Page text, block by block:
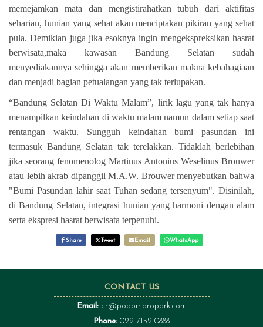
memejamkan mata dan mengistirahatkan tubuh dari aktifitas
seharian, hunian yang sehat akan menciptakan pikiran yang sehat
pula. Demikian juga jika esoknya ingin mengekspreksikan hasrat
berwisata,maka kawasan Bandung Selatan sudah
menyediakannya sehingga akan memberikan makna kebahagiaan
dan menjadi bagian petualangan yang tak terlupakan.
“Bandung Selatan Di Waktu Malam”, lirik lagu yang tak hanya
menampilkan keindahan di waktu malam namun dalam setiap saat
rentangan waktu. Sungguh keindahan bumi pasundan ini
termasuk Bandung Selatan tak terelakkan. Tidaklah berlebihan
jika seorang fenomenolog Martinus Antonius Weselinus Brouwer
atau lebih akrab dipanggil M.A.W. Brouwer menyebutkan bahwa
"Bumi Pasundan lahir saat Tuhan sedang tersenyum". Disinilah,
di Bandung Selatan, integrasi hunian yang harmoni dengan alam
serta ekspresi hasrat berwisata terpenuhi.
Share Tweet Email WhatsApp
CONTACT US
Email: cr@podomoropark.com
Phone: 022 7152 0888